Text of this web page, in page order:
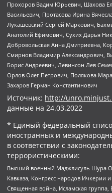
Прохоров Вадим Юрьевич, Шахова
Васильевич, Протасова Ирина
Лукашевский Сергей Маркович,
Анатолий Ефимович, Сухих Дарья
Добровольская Анна Дмитриевна,
Смирнов Владимир Александрович,
Борис Андреевич, Левинсон Лев
Орлов Олег Петрович, Полякова
Захаров Герман Константинович
Источник: http://
данные на 24.03.2022
* Единый федеральный
иностранных и
в соответствии с
террористическими:
Высший военный Маджлисуль Шура
Кавказа, Конгресс народов Ичкерии
Священная война, Исламская группа,